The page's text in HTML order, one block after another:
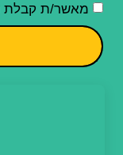
מאשר/ת קבלת